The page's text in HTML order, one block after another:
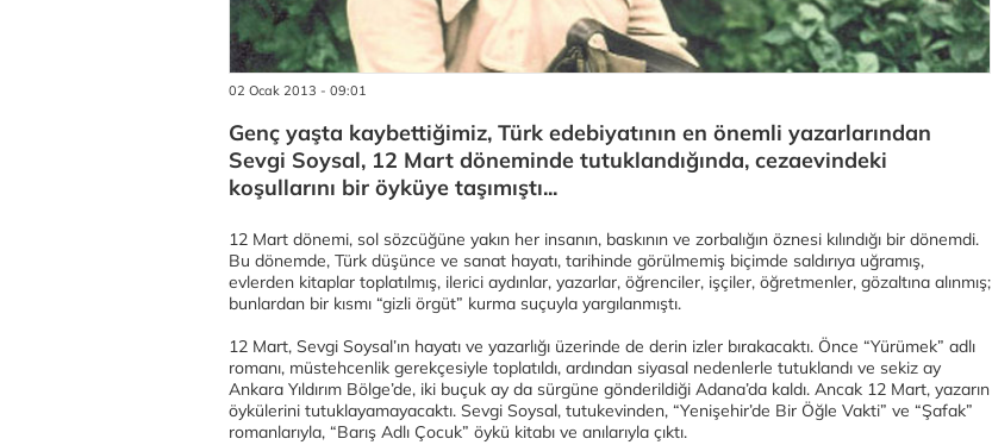
02 Ocak 2013 - 09:01
Genç yaşta kaybettiğimiz, Türk edebiyatının en önemli yazarlarından
Sevgi Soysal, 12 Mart döneminde tutuklandığında, cezaevindeki
koşullarını bir öyküye taşımıştı...
12 Mart dönemi, sol sözcüğüne yakın her insanın, baskının ve zorbalığın öznesi kılındığı bir dönemdi.
Bu dönemde, Türk düşünce ve sanat hayatı, tarihinde görülmemiş biçimde saldırıya uğramış,
evlerden kitaplar toplatılmış, ilerici aydınlar, yazarlar, öğrenciler, işçiler, öğretmenler, gözaltına alınmış;
bunlardan bir kısmı “gizli örgüt” kurma suçuyla yargılanmıştı.
12 Mart, Sevgi Soysal’ın hayatı ve yazarlığı üzerinde de derin izler bırakacaktı. Önce “Yürümek” adlı
romanı, müstehcenlik gerekçesiyle toplatıldı, ardından siyasal nedenlerle tutuklandı ve sekiz ay
Ankara Yıldırım Bölge’de, iki buçuk ay da sürgüne gönderildiği Adana’da kaldı. Ancak 12 Mart, yazarın
öykülerini tutuklayamayacaktı. Sevgi Soysal, tutukevinden, “Yenişehir’de Bir Öğle Vakti” ve “Şafak”
romanlarıyla, “Barış Adlı Çocuk” öykü kitabı ve anılarıyla çıktı.